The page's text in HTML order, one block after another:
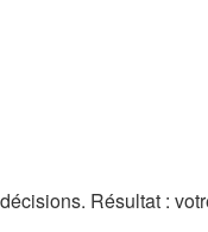
Résultat :